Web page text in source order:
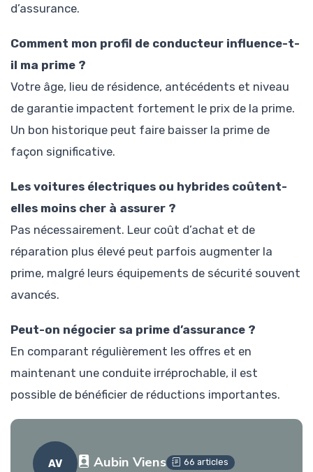
d’assurance.
Comment mon profil de conducteur influence-t-
il ma prime ?
Votre âge, lieu de résidence, antécédents et niveau
de garantie impactent fortement le prix de la prime.
Un bon historique peut faire baisser la prime de
façon significative.
Les voitures électriques ou hybrides coûtent-
elles moins cher à assurer ?
Pas nécessairement. Leur coût d’achat et de
réparation plus élevé peut parfois augmenter la
prime, malgré leurs équipements de sécurité souvent
avancés.
Peut-on négocier sa prime d’assurance ?
En comparant régulièrement les offres et en
maintenant une conduite irréprochable, il est
possible de bénéficier de réductions importantes.
AV Aubin Viens 66 articles